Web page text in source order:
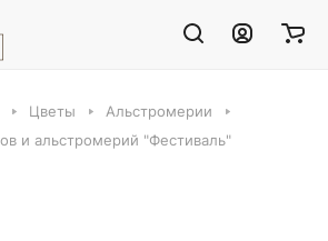
Цветы
Альстромерии
и альстромерий "Фестиваль"